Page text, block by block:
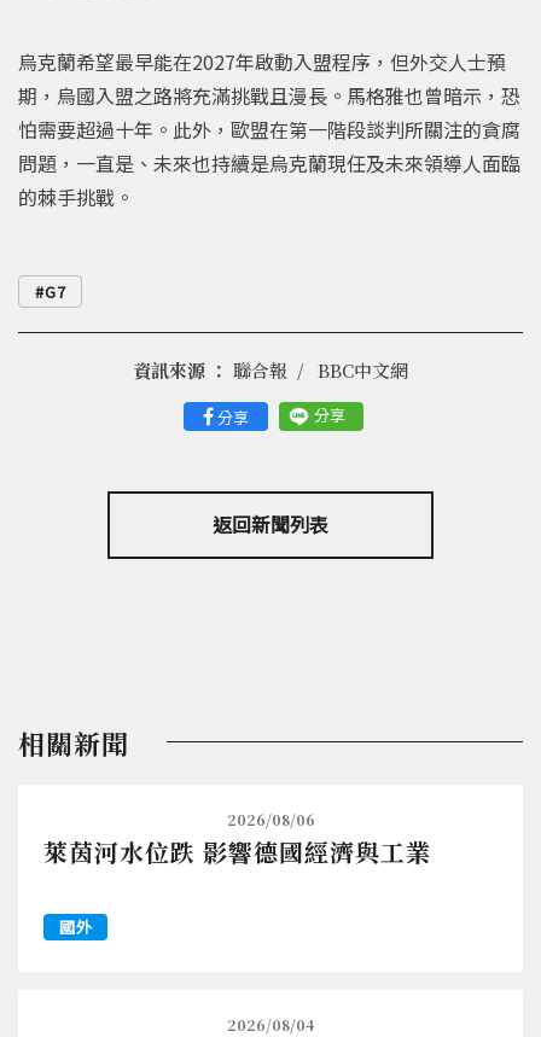
烏克蘭希望最早能在2027年啟動入盟程序，但外交人士預
期，烏國入盟之路將充滿挑戰且漫長。馬格雅也曾暗示，恐
怕需要超過十年。此外，歐盟在第一階段談判所關注的貪腐
問題，一直是、未來也持續是烏克蘭現任及未來領導人面臨
的棘手挑戰。
G7
分享 分享
資訊來源 ： 聯合報 BBC中文網
返回新聞列表
相關新聞
2026/08/06
萊茵河水位跌 影響德國經濟與工業
國外
2026/08/04